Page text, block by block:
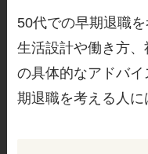
50代での早期退職
生活設計や働き方
の具体的なアドバ
期退職を考える人に